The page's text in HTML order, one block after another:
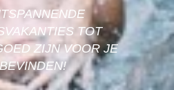
TOT
ZIJN VOOR JE